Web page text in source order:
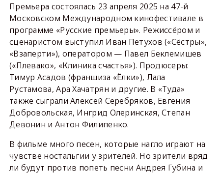
Премьера состоялась 23 апреля 2025 на 47-й
Московском Международном кинофестивале в
программе «Русские премьеры». Режиссёром и
сценаристом выступил Иван Петухов («Сёстры»,
«Взаперти»), оператором — Павел Беклемишев
(«Плевако», «Клиника счастья»). Продюсеры:
Тимур Асадов (франшиза «Ёлки»), Лала
Рустамова, Ара Хачатрян и другие. В «Туда»
также сыграли Алексей Серебряков, Евгения
Добровольская, Ингрид Олеринская, Степан
Девонин и Антон Филипенко.
В фильме много песен, которые нагло играют на
чувстве ностальгии у зрителей. Но зрители вряд
ли будут против попеть песни Андрея Губина и